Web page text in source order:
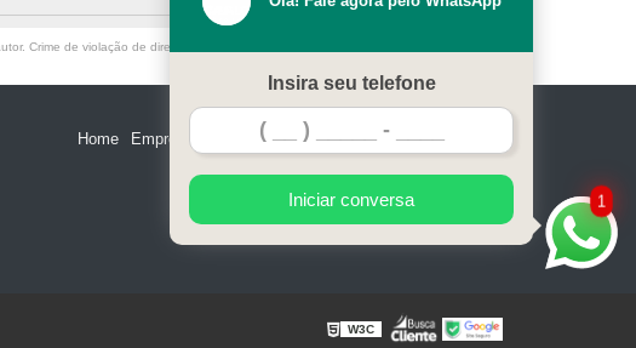
Crime de violação de direito autoral – artigo 184 do Código Penal –
Home Empresa Serviços Contato Mapa do site
1
Insira seu telefone
Iniciar conversa
W3C